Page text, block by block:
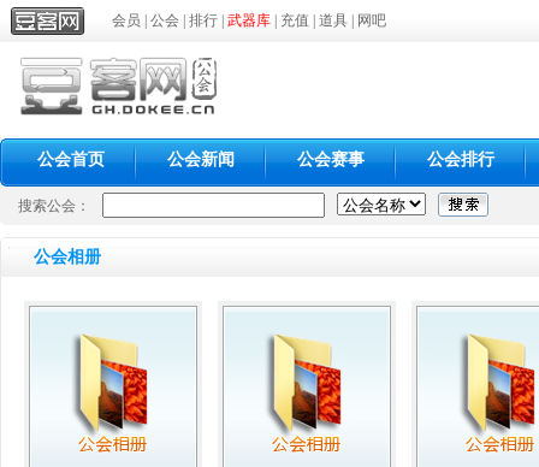
会员 公会| 排行| 武器库| 充值 道具| 网吧
公会首页 公会新闻 公会赛事 公会排行
搜索公会：
公会相册